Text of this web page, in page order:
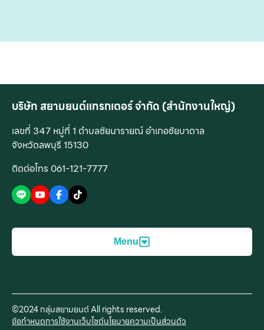
บริษัท สยามยนต์แทรกเตอร์ จำกัด (สำนักงานใหญ่)
เลขที่ 347 หมู่ที่ 1 ตำบลชัยนารายณ์ อำเภอชัยบาดาล
จังหวัดลพบุรี 15130
ติดต่อโทร 061-121-7777
Menu
เครื่องจักรกลการเกษตร
เครื่องจักรกลงานปศุสัตว์
บริการก่อนการขาย
บริการหลังการขาย
©2024 กลุ่มสยามยนต์ All rights reserved.
ข้อกำหนดการใช้งานเว็บไซต์นโยบายความเป็นส่วนตัว